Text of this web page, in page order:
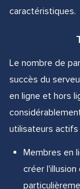
caractéristiques.
Le nombre de
succès du
en ligne et hors
utilisateurs actifs
Membres en
créer